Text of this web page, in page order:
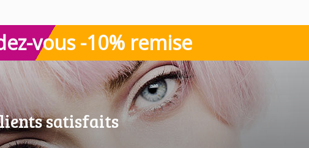
vous -10% remise
satisfaits